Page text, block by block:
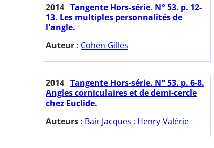
2014 Tangente Hors-série. N° 53. p. 12-
13. Les multiples personnalités de
l'angle.
Auteur : Cohen Gilles
2014 Tangente Hors-série. N° 53. p. 6-8.
Angles corniculaires et de demi-cercle
chez Euclide.
Auteurs : Bair Jacques ; Henry Valérie